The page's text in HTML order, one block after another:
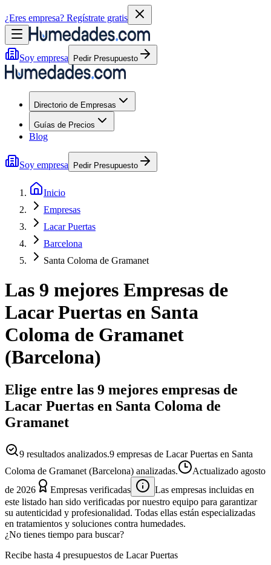
¿Eres empresa? Regístrate gratis
Soy empresa Pedir Presupuesto
Directorio de Empresas
Guías de Precios
Blog
Soy empresa Pedir Presupuesto
Inicio
Empresas
Lacar Puertas
Barcelona
Santa Coloma de Gramanet
Las 9 mejores Empresas de
Lacar Puertas en Santa
Coloma de Gramanet
(Barcelona)
Elige entre las 9 mejores empresas de
Lacar Puertas en Santa Coloma de
Gramanet
9 resultados analizados.9 empresas de Lacar Puertas en Santa
Coloma de Gramanet (Barcelona) analizadas.
Actualizado agosto
de 2026
Empresas verificadas
Las empresas incluidas en
este listado han sido verificadas por nuestro equipo para garantizar
su autenticidad y profesionalidad. Todas ellas están especializadas
en tratamientos y soluciones contra humedades.
¿No tienes tiempo para buscar?
Recibe hasta 4 presupuestos de Lacar Puertas